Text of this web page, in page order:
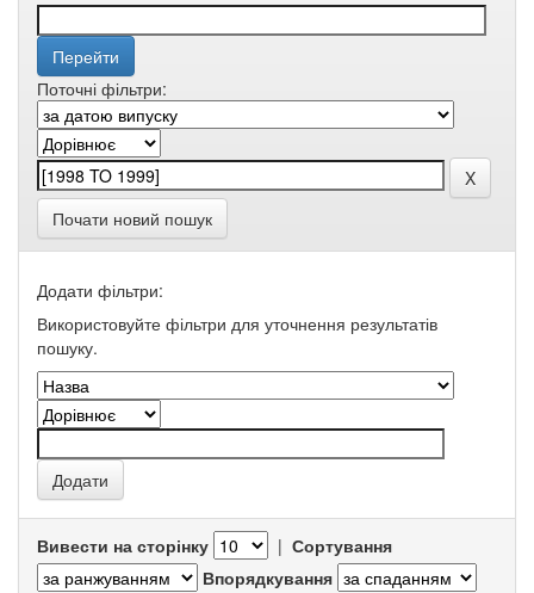
Поточні фільтри:
Почати новий пошук
Додати фільтри:
Використовуйте фільтри для уточнення результатів
пошуку.
Вивести на сторінку | Сортування
Впорядкування